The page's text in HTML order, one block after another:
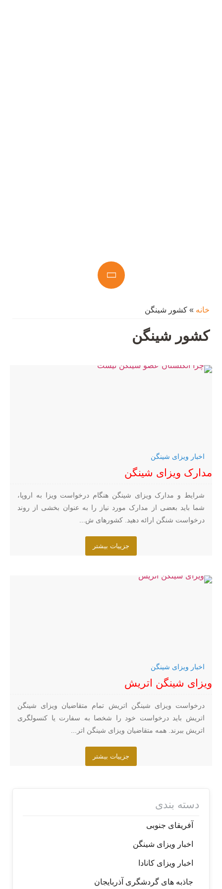
خانه» کشور شینگن
کشور شینگن
اخبار ویزای شینگن
مدارک ویزای شینگن
شرایط و مدارک ویزای شینگن هنگام درخواست ویزا به اروپا،
شما باید بعضی از مدارک مورد نیاز را به عنوان بخشی از روند
درخواست شنگن ارائه دهید. کشورهای ش...
جزییات بیشتر
اخبار ویزای شینگن
ویزای شینگن اتریش
درخواست ویزای شینگن اتریش تمام متقاضیان ویزای شینگن
اتریش باید درخواست خود را شخصا به سفارت یا کنسولگری
اتریش ببرند. همه متقاضیان ویزای شینگن اتر...
جزییات بیشتر
دسته بندی
آفریقای جنوبی
اخبار ویزای شینگن
اخبار ویزای کانادا
جاذبه های گردشگری آذربایجان